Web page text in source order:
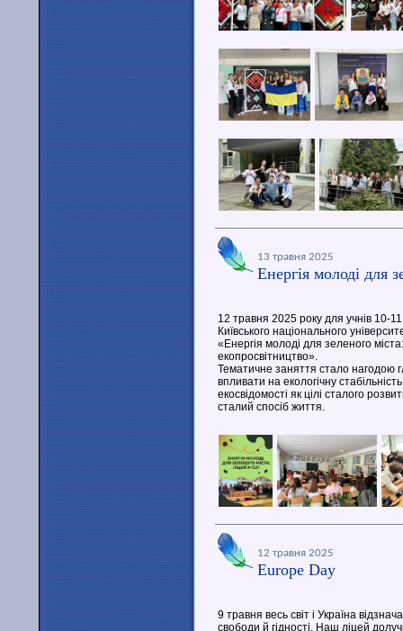
13 травня 2025
Енергія молоді для
12 травня 2025 року для учнів 10-
Київського національного
«Енергія молоді для зеленого
екопросвітництво».
Тематичне заняття стало нагодою
впливати на екологічну
екосвідомості як цілі сталого
сталий спосіб життя.
12 травня 2025
Europe Day
9 травня весь світ і Україна
свободи й гідності. Наш ліцей